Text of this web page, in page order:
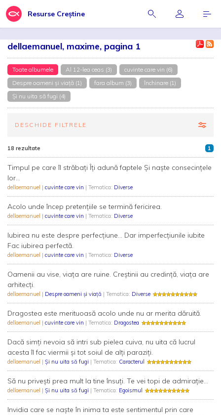
Resurse Creștine
dellaemanuel, maxime, pagina 1
Toate albumele Al 12-lea ceas (3)
cuvinte care vin (6)
Despre oameni și viață (1)
fara album (3)
închinare (1)
Şi nu uita să fugi (4)
DESCHIDE FILTRELE
18 rezultate 1
Timpul pe care îl străbați Îți adună faptele Și naște consecințele
lor...
dellaemanuel | cuvinte care vin | Tematica: Diverse
Acolo unde încep pretențiile se termină fericirea.
dellaemanuel | cuvinte care vin | Tematica: Diverse
Iubirea nu este despre perfecțiune... Dar imperfecțiunile iubite
Fac iubirea perfectă.
dellaemanuel | cuvinte care vin | Tematica: Diverse
Oamenii au vise, viața are ruine. Creștinii au credință, viața are
arhitecți.
dellaemanuel | Despre oameni și viață | Tematica: Diverse
Dragostea este merituoasă acolo unde nu ar merita dăruită.
dellaemanuel | cuvinte care vin | Tematica: Dragostea
Dacă simți nevoia să intri sub pielea cuiva, nu uita că lucrul
acesta îl fac viermii și tot soiul de alți paraziți.
dellaemanuel | Şi nu uita să fugi | Tematica: Caracterul
Să nu privești prea mult la tine însuți. Te vei topi de admirație...
dellaemanuel | Şi nu uita să fugi | Tematica: Egoismul
Invidia care se naște în inima ta este sentimentul prin care